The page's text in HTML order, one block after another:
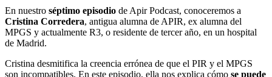
En nuestro séptimo episodio de Apir Podcast, conoceremos a
Cristina Corredera, antigua alumna de APIR, ex alumna del
MPGS y actualmente R3, o residente de tercer año, en un hospital
de Madrid.
Cristina desmitifica la creencia errónea de que el PIR y el MPGS
son incompatibles. En este episodio, ella nos explica cómo se puede